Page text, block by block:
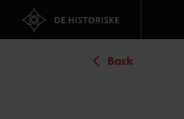
Back